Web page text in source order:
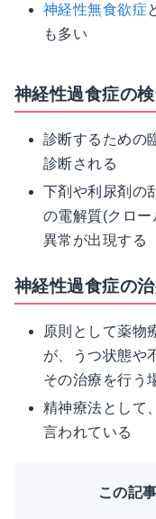
神経性無食欲症
も多い
神経性過食症の
診断するための
診断される
下剤や利尿剤の
の電解質(クロ
異常が出現する
神経性過食症の
原則として薬物
が、うつ状態や
その治療を行う
精神療法として、
言われている
この記